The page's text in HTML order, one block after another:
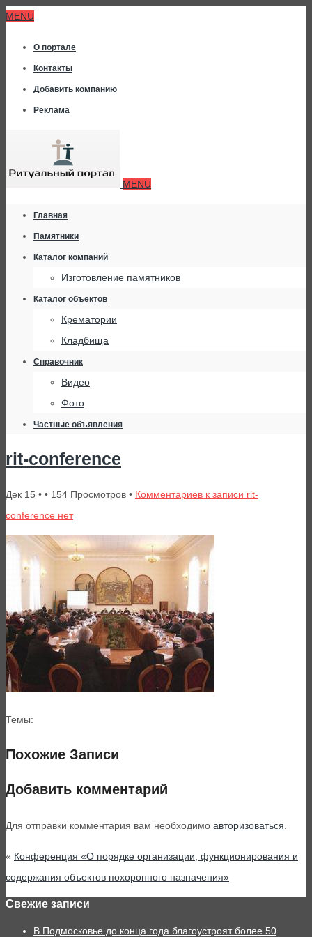
MENU
О портале
Контакты
Добавить компанию
Реклама
MENU
Главная
Памятники
Каталог компаний
Изготовление памятников
Каталог объектов
Крематории
Кладбища
Справочник
Видео
Фото
Частные объявления
rit-conference
Дек 15 • • 154 Просмотров • Комментариев к записи rit-
conference нет
Темы:
Похожие Записи
Добавить комментарий
Для отправки комментария вам необходимо авторизоваться
« Конференция «О порядке организации, функционирования и
содержания объектов похоронного назначения»
Свежие записи
В Подмосковье до конца года благоустроят более 50